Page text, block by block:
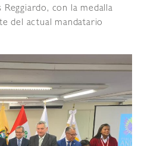
con la medalla
del actual mandatario